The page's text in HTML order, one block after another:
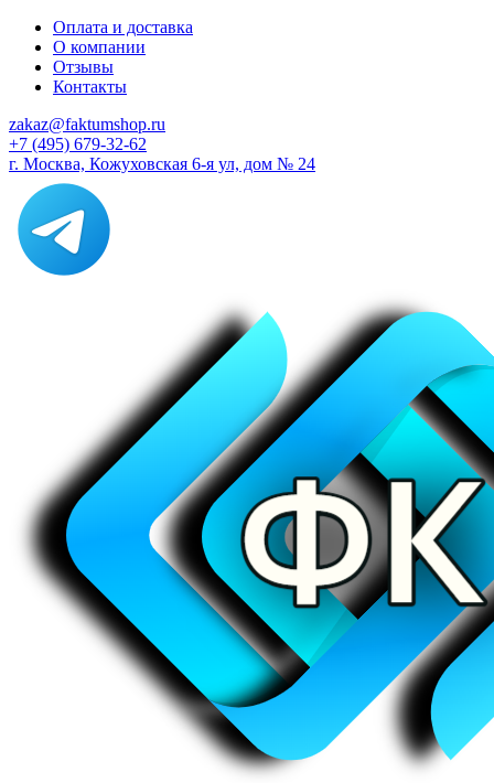
Оплата и доставка
О компании
Отзывы
Контакты
zakaz@faktumshop.ru
+7 (495) 679-32-62
г. Москва, Кожуховская 6-я ул, дом № 24